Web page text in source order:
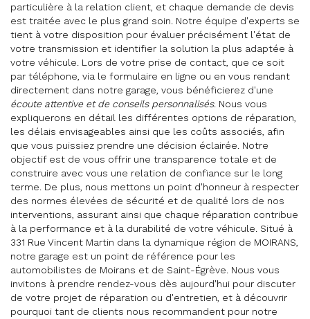
particulière à la relation client, et chaque demande de devis
est traitée avec le plus grand soin. Notre équipe d'experts se
tient à votre disposition pour évaluer précisément l'état de
votre transmission et identifier la solution la plus adaptée à
votre véhicule. Lors de votre prise de contact, que ce soit
par téléphone, via le formulaire en ligne ou en vous rendant
directement dans notre garage, vous bénéficierez d'une
écoute attentive et de conseils personnalisés. Nous vous
expliquerons en détail les différentes options de réparation,
les délais envisageables ainsi que les coûts associés, afin
que vous puissiez prendre une décision éclairée. Notre
objectif est de vous offrir une transparence totale et de
construire avec vous une relation de confiance sur le long
terme. De plus, nous mettons un point d'honneur à respecter
des normes élevées de sécurité et de qualité lors de nos
interventions, assurant ainsi que chaque réparation contribue
à la performance et à la durabilité de votre véhicule. Situé à
331 Rue Vincent Martin dans la dynamique région de MOIRANS,
notre garage est un point de référence pour les
automobilistes de Moirans et de Saint-Égrève. Nous vous
invitons à prendre rendez-vous dès aujourd'hui pour discuter
de votre projet de réparation ou d'entretien, et à découvrir
pourquoi tant de clients nous recommandent pour notre